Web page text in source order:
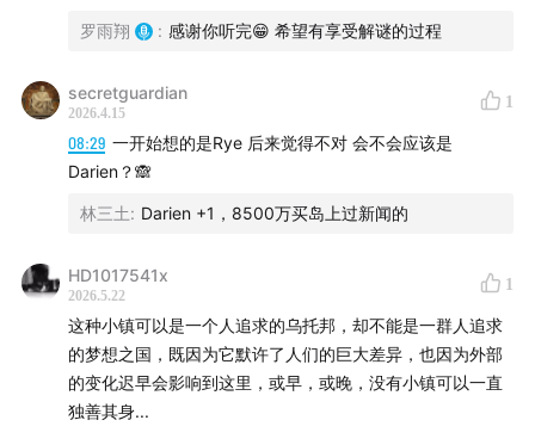
Part 1 “夺魂镇”风情
01:30 周六下午的小镇礼堂
经济基础决定上层建筑
富人买岛，却不是为了建房
Part 2 设计一个新天地
与华尔街之狼共舞的精英设计师
小镇权力的核心：长老董事会
罗雨翔 : 感谢你听完😁 希望有享受解谜的过程
secretguardian
2026.4.15
1
08:29 一开始想的是Rye 后来觉得不对 会不会应该是
Darien？🙈
林三土: Darien +1，8500万买岛上过新闻的
HD1017541x
2026.5.22
1
这种小镇可以是一个人追求的乌托邦，却不能是一群人追求
的梦想之国，既因为它默许了人们的巨大差异，也因为外部
的变化迟早会影响到这里，或早，或晚，没有小镇可以一直
独善其身...